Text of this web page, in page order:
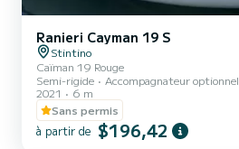
Ranieri Cayman 19 S
Stintino
Caïman 19 Rouge
Semi-rigide
Accompagnateur optionnel
2021
6 m
Sans permis
à partir de $196,42